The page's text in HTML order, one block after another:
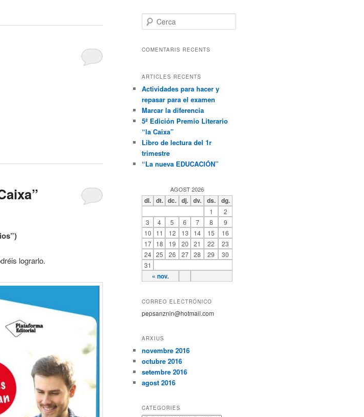
lograrlo.
e
c
COMENTARIS RECENTS
ARTICLES RECENTS
Actividades para hacer y
repasar para el examen
Marcar la diferencia
5ª Edición Premio Literario
“la Caixa”
Libro de lectura del 1r
trimestre
“La nueva EDUCACIÓN”
AGOST 2026
dl. dt. dc. dj. dv. ds. dg.
« nov.
1
2
3
4 5 6 7 8
9
10
11 12 13 14 15
16
17
18 19 20 21 22
23
24 25 26 27 28 29
30
31
CORREO ELECTRÓNICO
pepsanznin@hotmail.com
ARXIUS
novembre 2016
octubre 2016
setembre 2016
agost 2016
CATEGORIES